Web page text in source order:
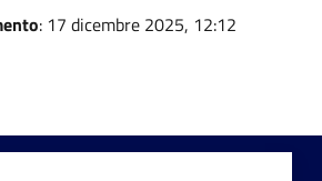
: 17 dicembre 2025, 12:12